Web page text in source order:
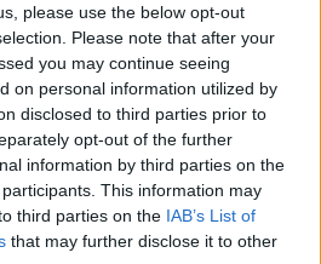
please use the below opt-out
Please note that after your
you may continue seeing
on personal information utilized by
disclosed to third parties prior to
opt-out of the further
information by third parties on the
participants. This information may
third parties on the IAB’s List of
that may further disclose it to other
a közvéleményt, a
gazdasági ellentétek
tehetik a
szakértők véleménye
kkv-k? - Versenyképesség
kkv-k? - Versenyképesség
félnapos, üzleti vidéki